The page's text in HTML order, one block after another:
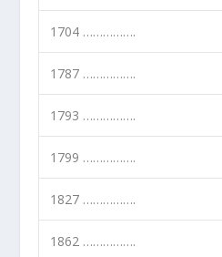
1704 …………….
1787 …………….
1793 …………….
1799 …………….
1827 …………….
1862 …………….